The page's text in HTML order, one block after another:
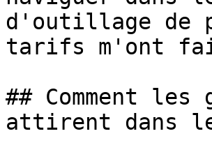
d'outillage de
tarifs m'ont
## Comment
attirent dans